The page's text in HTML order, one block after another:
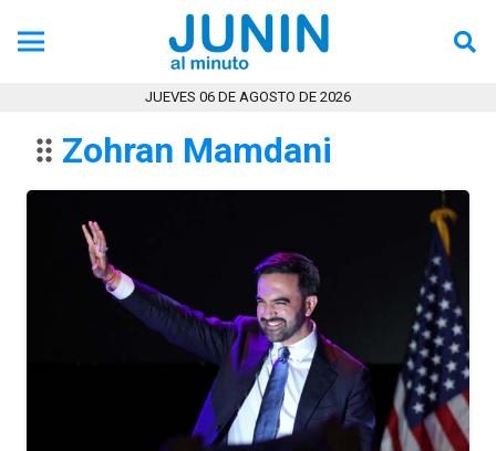
Tecno
Ultimas Noticias
JUEVES 06 DE AGOSTO DE 2026
drag_indicator Zohran Mamdani